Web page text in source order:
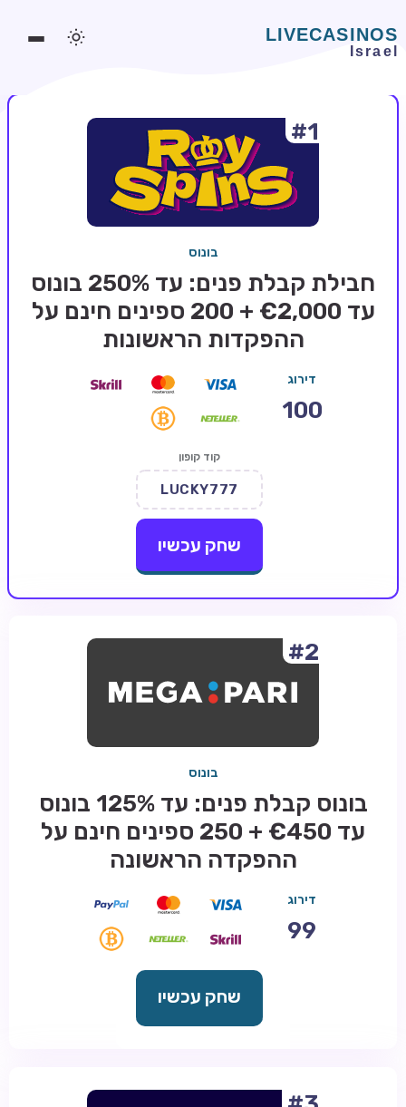
משחקים אונליין
משחקים חינמיים
בלאקג'ק אונליין
בונוסים בקזינו אונליין
בלוג וחדשות
#1
בונוס
חבילת קבלת פנים: עד 250% בונוס
עד €2,000 + 200 ספינים חינם על
ההפקדות הראשונות
דירוג
100
קוד קופון
LUCKY777
שחק עכשיו
#2
בונוס
בונוס קבלת פנים: עד 125% בונוס
עד €450 + 250 ספינים חינם על
ההפקדה הראשונה
דירוג
99
שחק עכשיו